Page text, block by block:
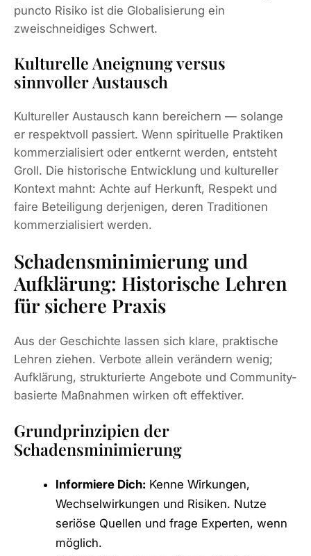
puncto Risiko ist die Globalisierung ein
zweischneidiges Schwert.
Kulturelle Aneignung versus
sinnvoller Austausch
Kultureller Austausch kann bereichern — solange
er respektvoll passiert. Wenn spirituelle Praktiken
kommerzialisiert oder entkernt werden, entsteht
Groll. Die historische Entwicklung und kultureller
Kontext mahnt: Achte auf Herkunft, Respekt und
faire Beteiligung derjenigen, deren Traditionen
kommerzialisiert werden.
Schadensminimierung und
Aufklärung: Historische Lehren
für sichere Praxis
Aus der Geschichte lassen sich klare, praktische
Lehren ziehen. Verbote allein verändern wenig;
Aufklärung, strukturierte Angebote und Community-
basierte Maßnahmen wirken oft effektiver.
Grundprinzipien der
Schadensminimierung
Informiere Dich: Kenne Wirkungen,
Wechselwirkungen und Risiken. Nutze
seriöse Quellen und frage Experten, wenn
möglich.